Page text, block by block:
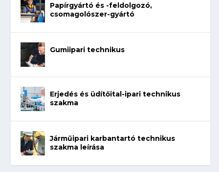
Papírgyártó és -feldolgozó,
csomagolószer-gyártó
Gumiipari technikus
Erjedés és üdítőital-ipari technikus
szakma
Járműipari karbantartó technikus
szakma leírása